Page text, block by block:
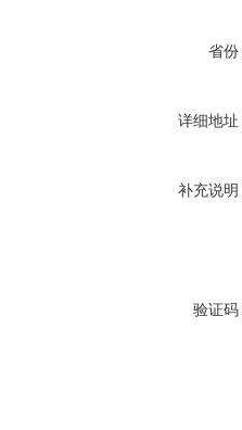
省份
详细地址
补充说明
验证码